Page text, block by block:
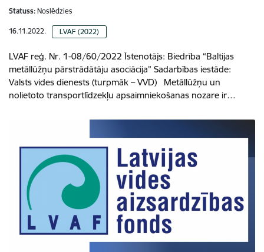
Statuss: Noslēdzies
16.11.2022. LVAF (2022)
LVAF reģ. Nr. 1-08/60/2022 Īstenotājs: Biedrība “Baltijas
metāllūžņu pārstrādātāju asociācija” Sadarbības iestāde:
Valsts vides dienests (turpmāk – VVD) Metāllūžņu un
nolietoto transportlīdzekļu apsaimniekošanas nozare ir…